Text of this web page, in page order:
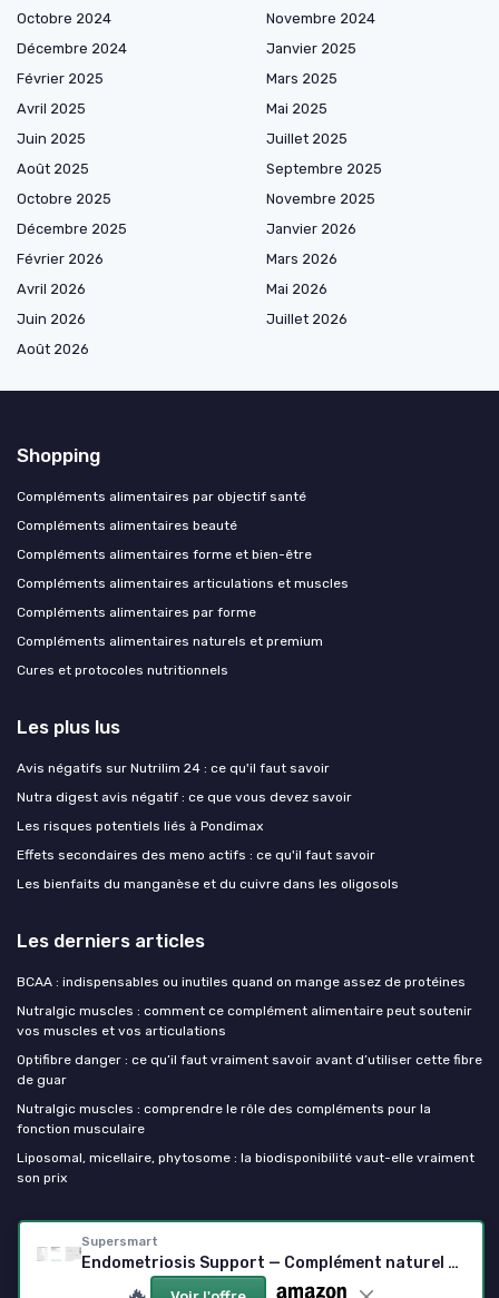
Supersmart
Endometriosis Support — Complément naturel sans hormones (PEA, NAC, Magnésium, Trans‑resvératrol)
Octobre 2024
Novembre 2024
Décembre 2024
Janvier 2025
Février 2025
Mars 2025
Avril 2025
Mai 2025
Juin 2025
Juillet 2025
Août 2025
Septembre 2025
Octobre 2025
Novembre 2025
Décembre 2025
Janvier 2026
Février 2026
Mars 2026
Avril 2026
Mai 2026
Juin 2026
Juillet 2026
Août 2026
Shopping
Compléments alimentaires par objectif santé
Compléments alimentaires beauté
Compléments alimentaires forme et bien-être
Compléments alimentaires articulations et muscles
Compléments alimentaires par forme
Compléments alimentaires naturels et premium
Cures et protocoles nutritionnels
Les plus lus
Avis négatifs sur Nutrilim 24 : ce qu'il faut savoir
Nutra digest avis négatif : ce que vous devez savoir
Les risques potentiels liés à Pondimax
Effets secondaires des meno actifs : ce qu'il faut savoir
Les bienfaits du manganèse et du cuivre dans les oligosols
Les derniers articles
BCAA : indispensables ou inutiles quand on mange assez de protéines
Nutralgic muscles : comment ce complément alimentaire peut soutenir
vos muscles et vos articulations
Optifibre danger : ce qu’il faut vraiment savoir avant d’utiliser cette fibre
de guar
Nutralgic muscles : comprendre le rôle des compléments pour la
fonction musculaire
Liposomal, micellaire, phytosome : la biodisponibilité vaut-elle vraiment
son prix
Mes complements alimentaires